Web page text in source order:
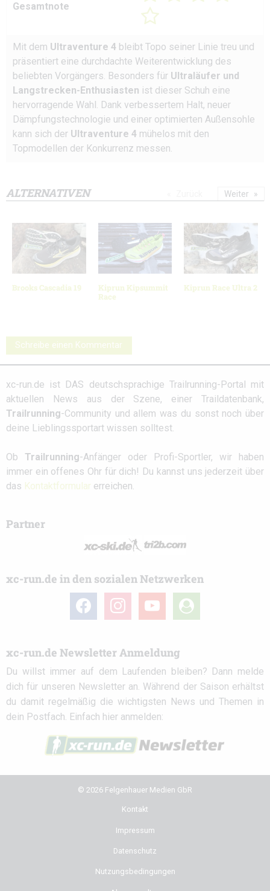
Gesamtnote
Mit dem Ultraventure 4 bleibt Topo seiner Linie treu und
präsentiert eine durchdachte Weiterentwicklung des
beliebten Vorgängers. Besonders für Ultraläufer und
Langstrecken-Enthusiasten ist dieser Schuh eine
hervorragende Wahl. Dank verbessertem Halt, neuer
Dämpfungstechnologie und einer optimierten Außensohle
kann sich der Ultraventure 4 mühelos mit den
Topmodellen der Konkurrenz messen.
ALTERNATIVEN
Brooks Cascadia 19
Kiprun Kipsummit
Race
Kiprun Race Ultra 2
Weiter
Schreibe einen Kommentar
xc-run.de ist DAS deutschsprachige Trailrunning-Portal mit
aktuellen News aus der Szene, einer Traildatenbank,
Trailrunning-Community und allem was du sonst noch über
deine Lieblingssportart wissen solltest.
Ob Trailrunning-Anfänger oder Profi-Sportler, wir haben
immer ein offenes Ohr für dich! Du kannst uns jederzeit über
das Kontaktformular erreichen.
Partner
xc-run.de in den sozialen Netzwerken
facebook instagramyoutube
user-
circle
xc-run.de Newsletter Anmeldung
Du willst immer auf dem Laufenden bleiben? Dann melde
dich für unseren Newsletter an. Während der Saison erhältst
du damit regelmäßig die wichtigsten News und Themen in
dein Postfach. Einfach hier anmelden:
© 2026 Felgenhauer Medien GbR
Kontakt
Impressum
Datenschutz
Nutzungsbedingungen